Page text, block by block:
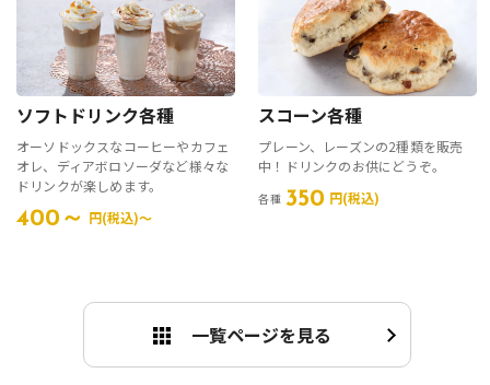
ソフトドリンク各種
オーソドックスなコーヒーやカフェ
オレ、ディアボロソーダなど様々な
ドリンクが楽しめます。
400～ 円(税込)〜
スコーン各種
プレーン、レーズンの2種類を販売
中！ドリンクのお供にどうぞ。
各種 350 円(税込)
一覧ページを見る